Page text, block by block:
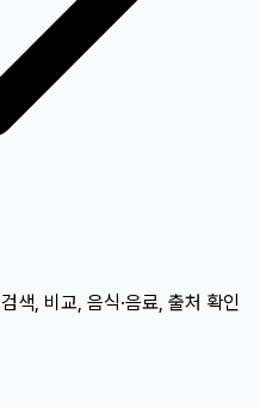
검색, 비교, 음식·음료, 출처 확인